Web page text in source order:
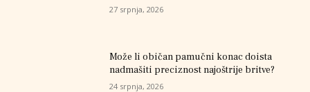
27 srpnja, 2026
Može li običan pamučni konac doista
nadmašiti preciznost najoštrije britve?
24 srpnja, 2026